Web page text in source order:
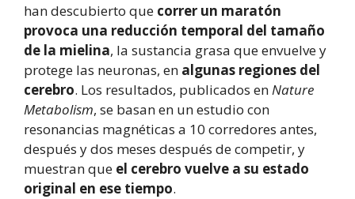
han descubierto que correr un maratón
provoca una reducción temporal del tamaño
de la mielina, la sustancia grasa que envuelve y
protege las neuronas, en algunas regiones del
cerebro. Los resultados, publicados enNature
Metabolism, se basan en un estudio con
resonancias magnéticas a 10 corredores antes,
después y dos meses después de competir, y
muestran que el cerebro vuelve a su estado
original en ese tiempo.